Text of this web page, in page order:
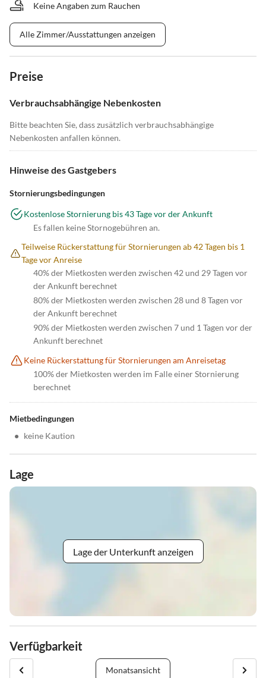
Keine Angaben zum Rauchen
Alle Zimmer/Ausstattungen anzeigen
Preise
Verbrauchsabhängige Nebenkosten
Bitte beachten Sie, dass zusätzlich verbrauchsabhängige
Nebenkosten anfallen können.
Hinweise des Gastgebers
Stornierungsbedingungen
Kostenlose Stornierung bis 43 Tage vor der Ankunft
Es fallen keine Stornogebühren an.
Teilweise Rückerstattung für Stornierungen ab 42 Tagen bis 1
Tage vor Anreise
40% der Mietkosten werden zwischen 42 und 29 Tagen vor
der Ankunft berechnet
80% der Mietkosten werden zwischen 28 und 8 Tagen vor
der Ankunft berechnet
90% der Mietkosten werden zwischen 7 und 1 Tagen vor der
Ankunft berechnet
Keine Rückerstattung für Stornierungen am Anreisetag
100% der Mietkosten werden im Falle einer Stornierung
berechnet
Mietbedingungen
• keine Kaution
Lage
Lage der Unterkunft anzeigen
Verfügbarkeit
Monatsansicht